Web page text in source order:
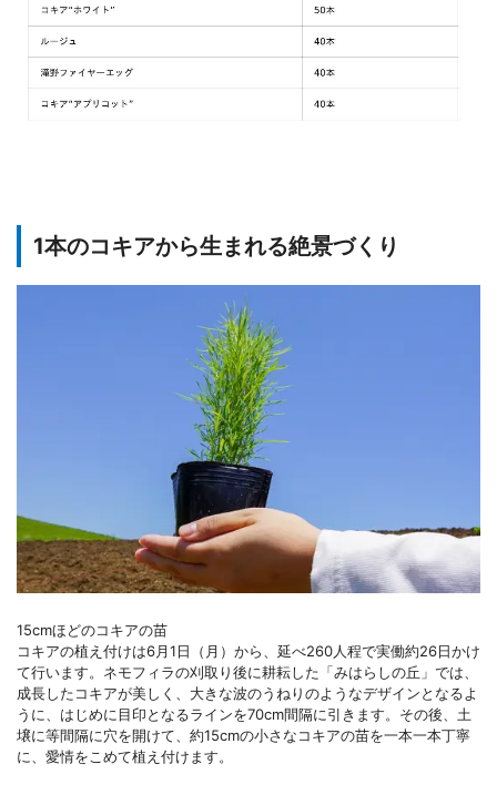
1本のコキアから生まれる絶景づくり
15cmほどのコキアの苗
コキアの植え付けは6月1日（月）から、延べ260人程で実働約26日かけ
て行います。ネモフィラの刈取り後に耕耘した「みはらしの丘」では、
成長したコキアが美しく、大きな波のうねりのようなデザインとなるよ
うに、はじめに目印となるラインを70cm間隔に引きます。その後、土
壌に等間隔に穴を開けて、約15cmの小さなコキアの苗を一本一本丁寧
に、愛情をこめて植え付けます。